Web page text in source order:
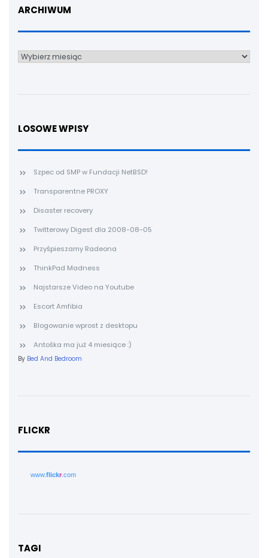
ARCHIWUM
Archiwum
LOSOWE WPISY
Szpec od SMP w Fundacji NetBSD!
Transparentne PROXY
Disaster recovery
Twitterowy Digest dla 2008-08-05
Przyśpieszamy Radeona
ThinkPad Madness
Najstarsze Video na Youtube
Escort Amfibia
Blogowanie wprost z desktopu
Antośka ma już 4 miesiące :)
By Bed And Bedroom
FLICKR
www.flickr.com
TAGI